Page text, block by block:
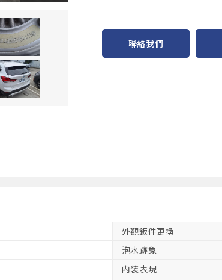
聯絡我們
外觀鈑件更換
泡水跡象
内装表現